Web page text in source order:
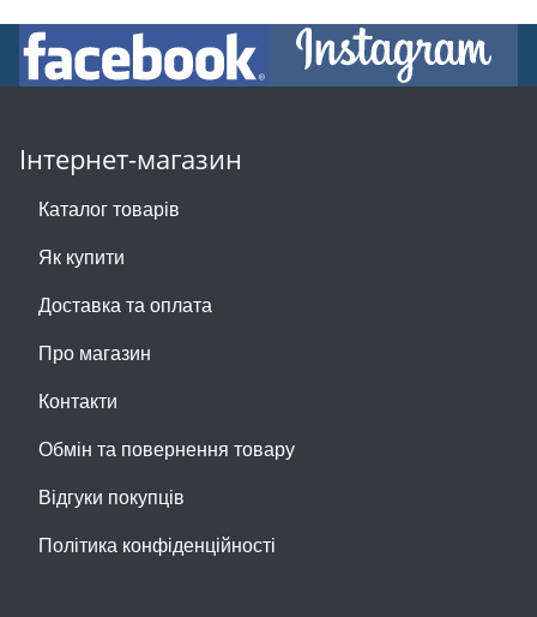
Інтернет-магазин
Каталог товарів
Як купити
Доставка та оплата
Про магазин
Контакти
Обмін та повернення товару
Відгуки покупців
Політика конфіденційності